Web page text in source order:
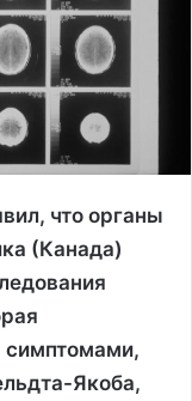
что органы
(Канада)
симптомами,
Якоба,